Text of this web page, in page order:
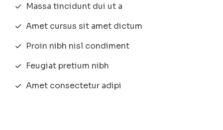
Massa tincidunt dui ut a
Amet cursus sit amet dictum
Proin nibh nisl condiment
Feugiat pretium nibh
Amet consectetur adipi